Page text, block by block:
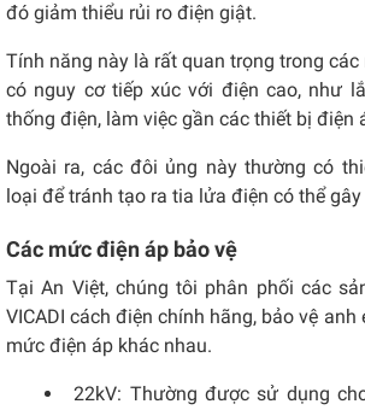
đó giảm thiểu rủi ro điện giật.
Tính năng này là rất quan trọng trong
có nguy cơ tiếp xúc với điện cao, như
thống điện, làm việc gần các thiết bị điện
Ngoài ra, các đôi ủng này thường có
loại để tránh tạo ra tia lửa điện có thể gây
Các mức điện áp bảo vệ
Tại An Việt, chúng tôi phân phối các
VICADI cách điện chính hãng, bảo vệ
mức điện áp khác nhau.
22kV: Thường được sử dụng